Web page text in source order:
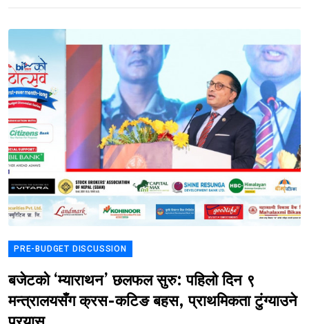
PRE-BUDGET DISCUSSION
बजेटको ‘म्याराथन’ छलफल सुरु: पहिलो दिन ९
मन्त्रालयसँग क्रस-कटिङ बहस, प्राथमिकता टुंग्याउने